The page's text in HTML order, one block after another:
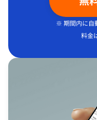
※ 期間内に自
料金